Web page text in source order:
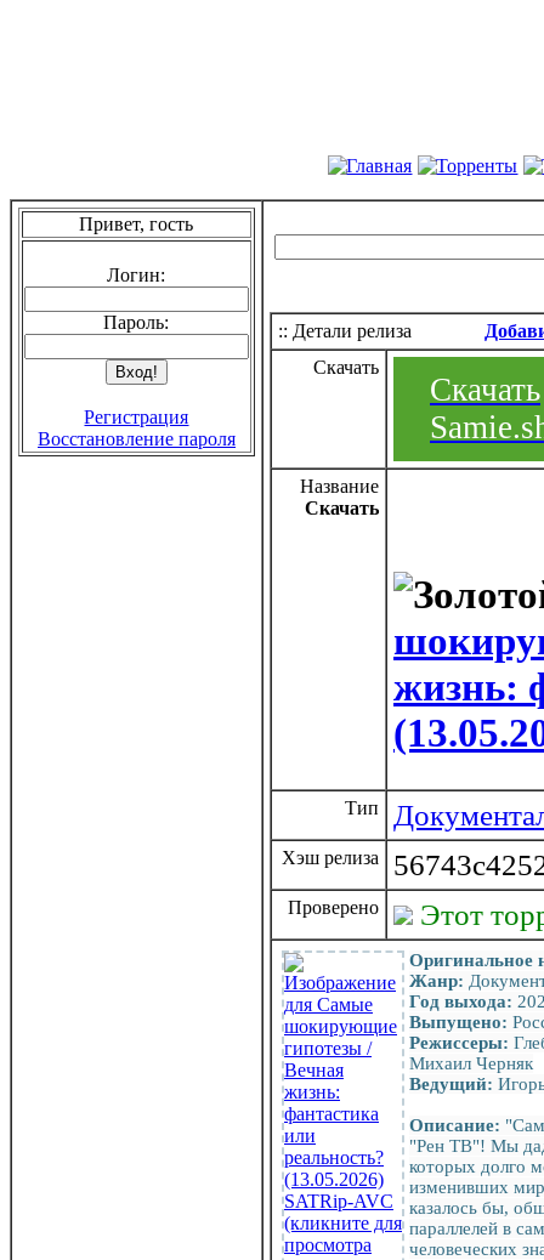
Привет, гость
Логин:
Пароль:
Регистрация
Восстановление пароля
:: Детали релиза
Скачать
Скачать
Название
Скачать
жизнь:
Тип
Хэш релиза
Проверено Этот
Оригинальное
Жанр:
Год выхода:
Выпущено:
Режиссеры:
Михаил Черняк
Ведущий:
Описание:
"Рен ТВ"! Мы
которых долго
изменивших
казалось бы,
параллелей в
человеческих